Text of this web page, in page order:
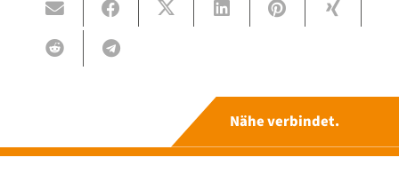
Nähe verbindet.